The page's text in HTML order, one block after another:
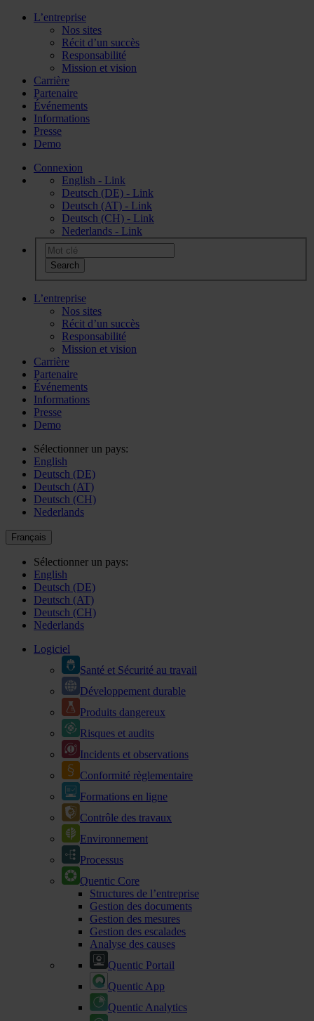
L’entreprise
Nos sites
Récit d’un succès
Responsabilité
Mission et vision
Carrière
Partenaire
Événements
Informations
Presse
Demo
Connexion
English - Link
Deutsch (DE) - Link
Deutsch (AT) - Link
Deutsch (CH) - Link
Nederlands - Link
L’entreprise
Nos sites
Récit d’un succès
Responsabilité
Mission et vision
Carrière
Partenaire
Événements
Informations
Presse
Demo
Sélectionner un pays:
English
Deutsch (DE)
Deutsch (AT)
Deutsch (CH)
Nederlands
Français
Sélectionner un pays:
English
Deutsch (DE)
Deutsch (AT)
Deutsch (CH)
Nederlands
Logiciel
Santé et Sécurité au travail
Développement durable
Produits dangereux
Risques et audits
Incidents et observations
Conformité règlementaire
Formations en ligne
Contrôle des travaux
Environnement
Processus
Quentic Core
Structures de l’entreprise
Gestion des documents
Gestion des mesures
Gestion des escalades
Analyse des causes
Quentic Portail
Quentic App
Quentic Analytics